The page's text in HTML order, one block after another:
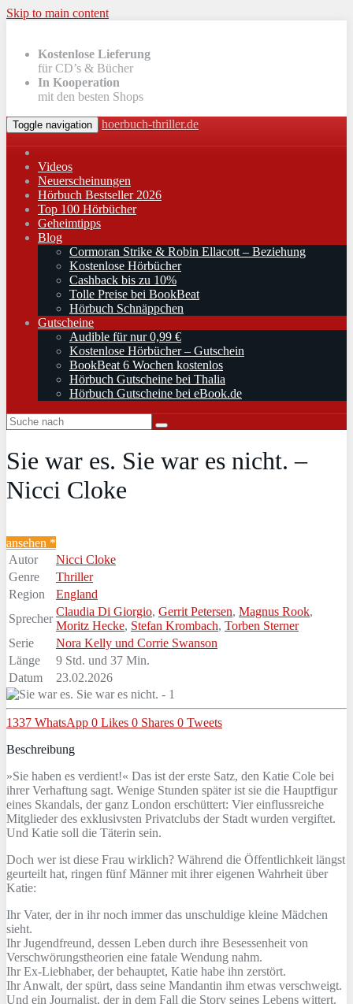
Skip to main content
Kostenlose Lieferung
für CD’s & Bücher
In Kooperation
mit den besten Shops
Toggle navigation hoerbuch-thriller.de
Videos
Neuerscheinungen
Hörbuch Bestseller 2026
Top 100 Hörbücher
Geheimtipps
Blog
Cormoran Strike & Robin Ellacott – Beziehung
Kostenlose Hörbücher
Cashback bis zu 10%
Tolle Preise bei BookBeat
Hörbuch Schnäppchen
Gutscheine
Audible für nur 0,99 €
Kostenlose Hörbücher – Gutschein
BookBeat 6 Wochen kostenlos
Hörbuch Gutscheine bei Thalia
Hörbuch Gutscheine bei eBook.de
Sie war es. Sie war es nicht. –
Nicci Cloke
ansehen *
Autor
Nicci Cloke
Genre
Thriller
Region
England
Sprecher
Claudia Di Giorgio, Gerrit Petersen, Magnus Rook,
Moritz Hecke, Stefan Krombach, Torben Sterner
Serie
Nora Kelly und Corrie Swanson
Länge
9 Std. und 37 Min.
Datum
23.02.2026
1337 WhatsApp 0 Likes 0 Shares 0 Tweets
Beschreibung
»Sie haben es verdient!« Das ist der erste Satz, den Katie Cole bei
ihrer Verhaftung sagt. Wenige Stunden später ist sie die Hauptfigur
eines Skandals, der ganz London erschüttert: Vier einflussreiche
Mitglieder des exklusivsten Privatclubs der Stadt wurden vergiftet.
Und Katie soll die Täterin sein.
Doch wer ist diese Frau wirklich? Während die Öffentlichkeit längst
geurteilt hat, ringen fünf Männer mit ihrer eigenen Wahrheit über
Katie:
Ihr Vater, der in ihr noch immer das unschuldige kleine Mädchen
sieht.
Ihr Jugendfreund, dessen Leben durch ihre Besessenheit von
Verschwörungstheorien eine fatale Wendung nahm.
Ihr Ex-Liebhaber, der behauptet, Katie habe ihn zerstört.
Ihr Anwalt, der spürt, dass seine Mandantin ihm etwas verschweigt.
Und ein Journalist, der in dem Fall die Story seines Lebens wittert.